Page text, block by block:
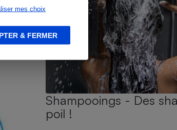
mes choix
& FERMER
Shampooings - Des
poil !